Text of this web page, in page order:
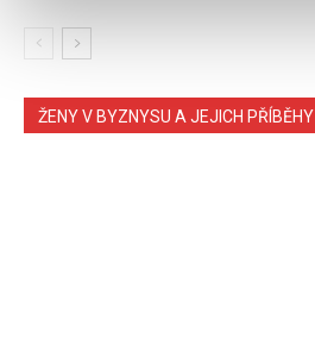
ŽENY V BYZNYSU A JEJICH PŘÍBĚHY